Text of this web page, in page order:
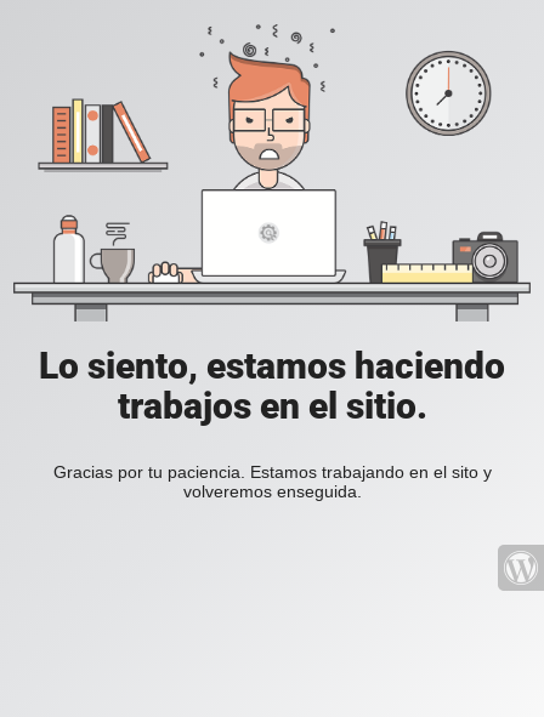
Lo siento, estamos haciendo
trabajos en el sitio.
Gracias por tu paciencia. Estamos trabajando en el sito y
volveremos enseguida.